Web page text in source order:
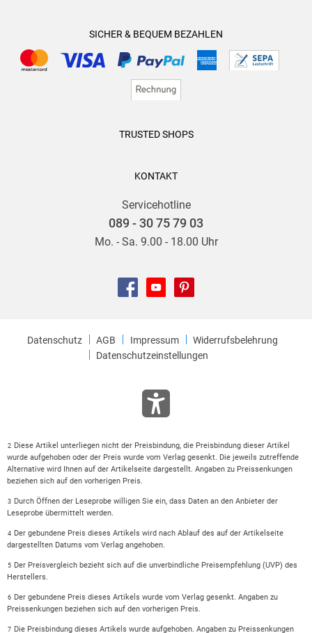
SICHER & BEQUEM BEZAHLEN
TRUSTED SHOPS
KONTAKT
Servicehotline
089 - 30 75 79 03
Mo. - Sa. 9.00 - 18.00 Uhr
Datenschutz AGB Impressum
Widerrufsbelehrung
Datenschutzeinstellungen
2
Diese Artikel unterliegen nicht der Preisbindung, die Preisbindung dieser Artikel
wurde aufgehoben oder der Preis wurde vom Verlag gesenkt. Die jeweils zutreffende
Alternative wird Ihnen auf der Artikelseite dargestellt. Angaben zu Preissenkungen
beziehen sich auf den vorherigen Preis.
3
Durch Öffnen der Leseprobe willigen Sie ein, dass Daten an den Anbieter der
Leseprobe übermittelt werden.
4
Der gebundene Preis dieses Artikels wird nach Ablauf des auf der Artikelseite
dargestellten Datums vom Verlag angehoben.
5
Der Preisvergleich bezieht sich auf die unverbindliche Preisempfehlung (UVP) des
Herstellers.
6
Der gebundene Preis dieses Artikels wurde vom Verlag gesenkt. Angaben zu
Preissenkungen beziehen sich auf den vorherigen Preis.
7 Die Preisbindung dieses Artikels wurde aufgehoben. Angaben zu Preissenkungen